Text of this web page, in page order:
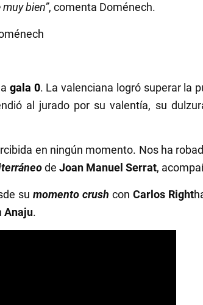
bien”, comenta Doménech.
gala 0. La valenciana logró superar la
al jurado por su valentía, su
en ningún momento. Nos ha
de Joan Manuel Serrat,
sumomento crush con Carlos Right
Anaju.